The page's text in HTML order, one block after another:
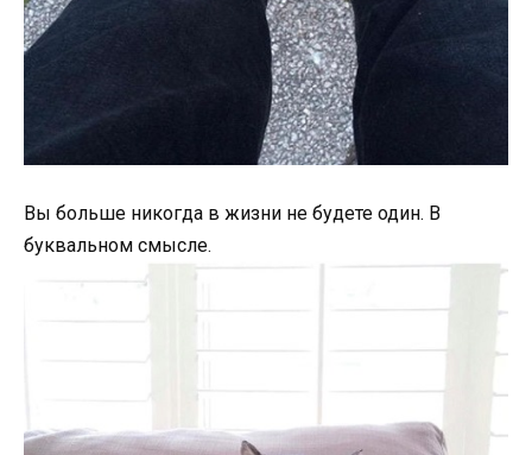
Вы больше никогда в жизни не будете один. В
буквальном смысле.